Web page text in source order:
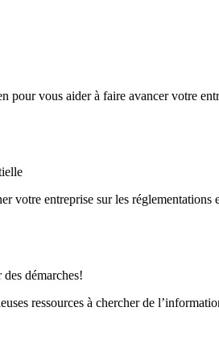
pour vous aider à faire avancer votre
votre entreprise sur les
démarches!
ressources à chercher de